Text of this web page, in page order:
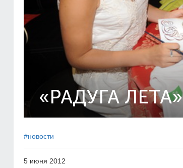
«РАДУГА ЛЕТА»
#новости
5 июня 2012